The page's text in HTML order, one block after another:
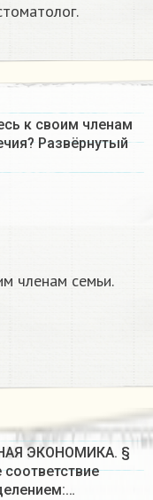
к своим членам
Развёрнутый
членам семьи.
ЭКОНОМИКА. §
соответствие